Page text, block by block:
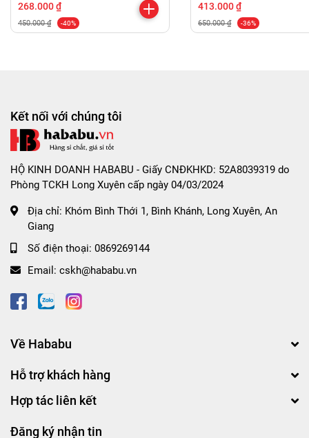
268.000 ₫
450.000 ₫ -40%
413.000 ₫
650.000 ₫ -36%
Kết nối với chúng tôi
HỘ KINH DOANH HABABU - Giấy CNĐKHKD: 52A8039319 do
Phòng TCKH Long Xuyên cấp ngày 04/03/2024
Địa chỉ: Khóm Bình Thới 1, Bình Khánh, Long Xuyên, An
Giang
Số điện thoại: 0869269144
Email: cskh@hababu.vn
Về Hababu
Hỗ trợ khách hàng
Hợp tác liên kết
Đăng ký nhận tin